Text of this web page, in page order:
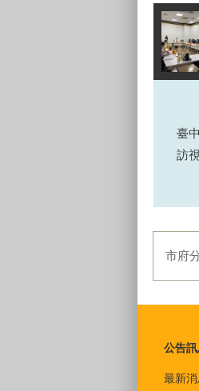
臺
訪
市府
公告訊
最新消